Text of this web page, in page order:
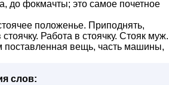
до фокмачты; это самое почетное
положенье. Приподнять,
стоячку. Работа в стоячку. Стояк муж.
поставленная вещь, часть машины,
слов: